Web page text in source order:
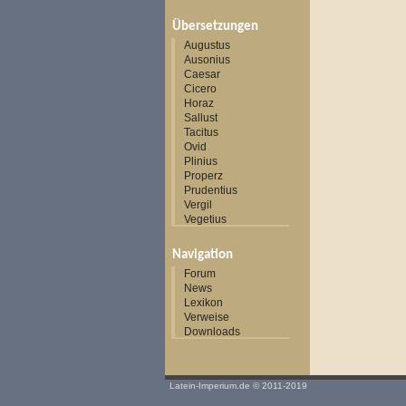
Übersetzungen
Augustus
Ausonius
Caesar
Cicero
Horaz
Sallust
Tacitus
Ovid
Plinius
Properz
Prudentius
Vergil
Vegetius
Navigation
Forum
News
Lexikon
Verweise
Downloads
Latein-Imperium.de © 2011-2019